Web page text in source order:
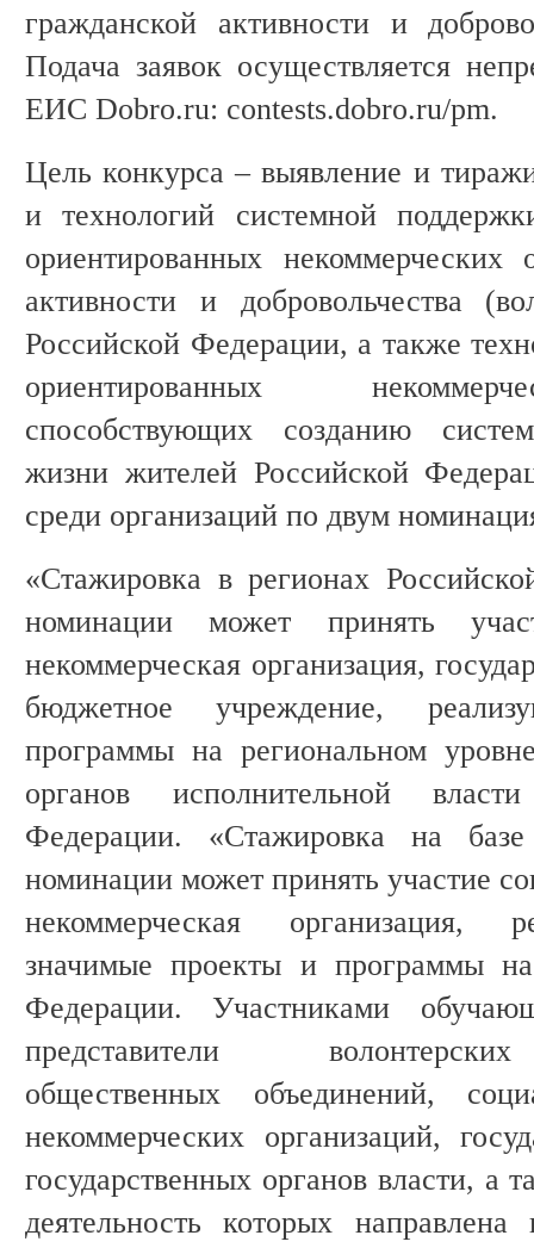
гражданской активности и
Подача заявок осуществляется
ЕИС Dobro.ru: contests.dobro.ru/pm.
Цель конкурса – выявление и
и технологий системной
ориентированных некоммерческих
активности и добровольчества
Российской Федерации, а также
ориентированных
способствующих созданию
жизни жителей Российской
среди организаций по двум
«Стажировка в регионах
номинации может принять
некоммерческая организация,
бюджетное учреждение,
программы на региональном
органов исполнительной
Федерации. «Стажировка на
номинации может принять участие
некоммерческая организация,
значимые проекты и программы
Федерации. Участниками
представители
общественных объединений,
некоммерческих организаций,
государственных органов власти, а
деятельность которых